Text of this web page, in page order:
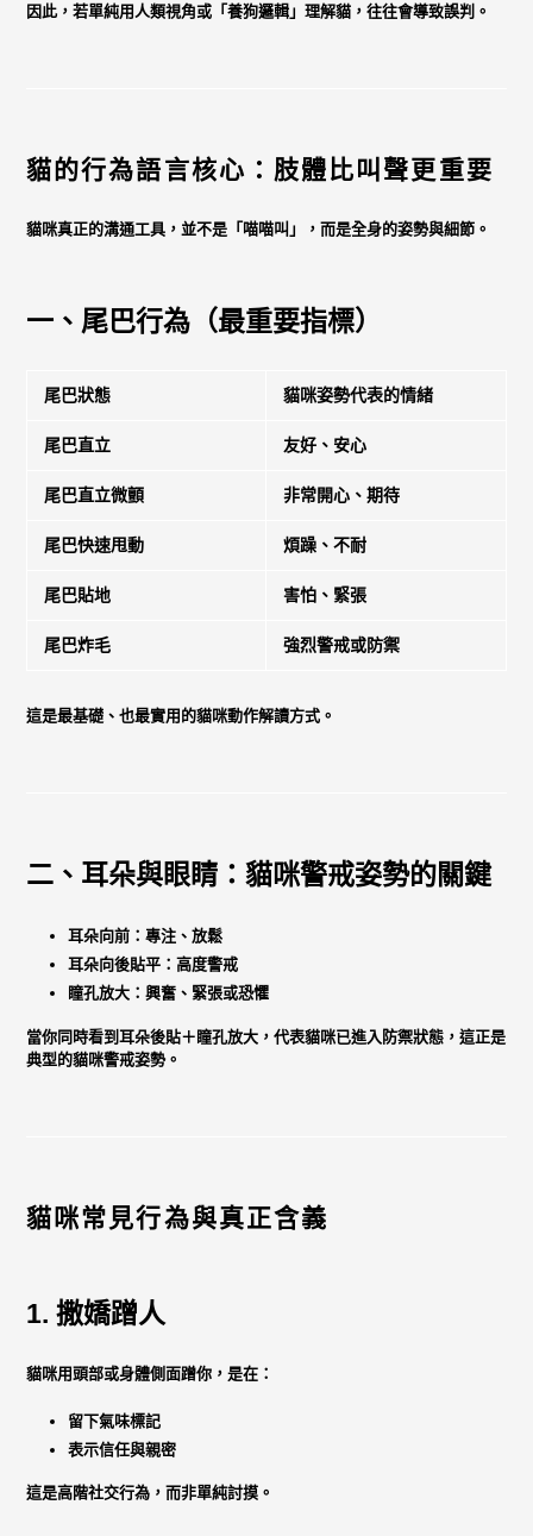
因此，若單純用人類視角或「養狗邏輯」理解貓，往往會導致誤判。
貓的行為語言核心：肢體比叫聲更重要
貓咪真正的溝通工具，並不是「喵喵叫」，而是全身的姿勢與細節。
一、尾巴行為（最重要指標）
尾巴狀態 貓咪姿勢代表的情緒
尾巴直立 友好、安心
尾巴直立微顫 非常開心、期待
尾巴快速甩動 煩躁、不耐
尾巴貼地 害怕、緊張
尾巴炸毛 強烈警戒或防禦
這是最基礎、也最實用的貓咪動作解讀方式。
二、耳朵與眼睛：貓咪警戒姿勢的關鍵
耳朵向前：專注、放鬆
耳朵向後貼平：高度警戒
瞳孔放大：興奮、緊張或恐懼
當你同時看到 耳朵後貼＋瞳孔放大 ，代表貓咪已進入防禦狀態，這正是
典型的貓咪警戒姿勢。
貓咪常見行為與真正含義
1. 撒嬌蹭人
貓咪用頭部或身體側面蹭你，是在：
留下氣味標記
表示信任與親密
這是高階社交行為，而非單純討摸。